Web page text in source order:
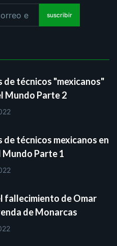
suscribir
de técnicos "mexicanos"
Mundo Parte 2
de técnicos mexicanos en
Mundo Parte 1
fallecimiento de Omar
de Monarcas